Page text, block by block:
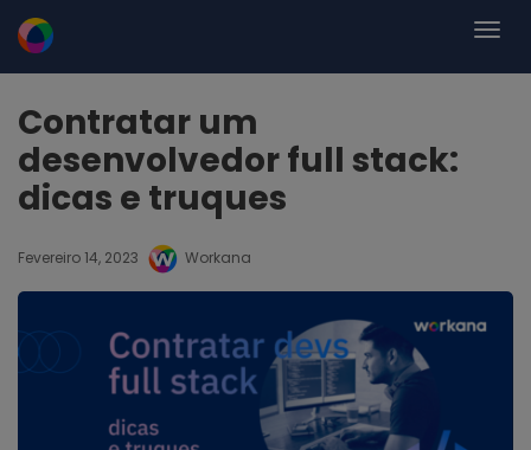
Contratar um
desenvolvedor full stack:
dicas e truques
Fevereiro 14, 2023 Workana